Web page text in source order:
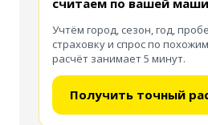
считаем по вашей
Учтём город, сезон, год,
страховку и спрос по
расчёт занимает 5 минут.
Получить точный